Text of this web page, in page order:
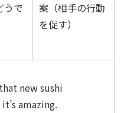
うで
案（相手の行動
を促す）
new sushi
amazing.